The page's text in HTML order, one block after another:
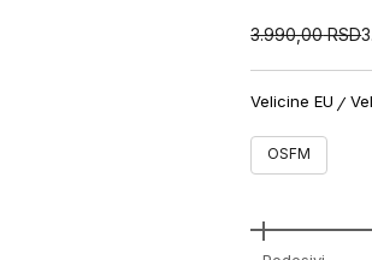
3.990,00 RSD
Velicine EU
OSFM